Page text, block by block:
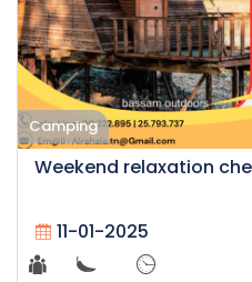
Camping
Weekend relaxation
11-01-2025